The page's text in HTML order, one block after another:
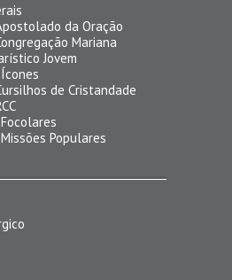
da Oração
Mariana
Jovem
de Cristandade
Populares